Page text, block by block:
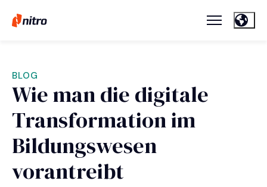
BLOG
Wie man die digitale
Transformation im
Bildungswesen
vorantreibt